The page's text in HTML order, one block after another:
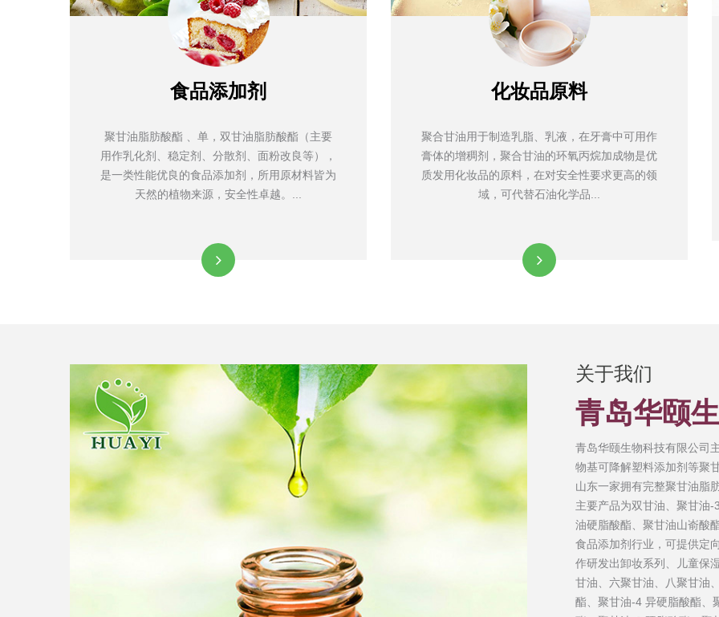
食品添加剂
聚甘油脂肪酸酯 、单，双甘油脂肪酸酯（主要
用作乳化剂、稳定剂、分散剂、面粉改良等），
是一类性能优良的食品添加剂，所用原材料皆为
天然的植物来源，安全性卓越。...
化妆品原料
聚合甘油用于制造乳脂、乳液，在牙膏中可用作
膏体的增稠剂，聚合甘油的环氧丙烷加成物是优
质发用化妆品的原料，在对安全性要求更高的领
域，可代替石油化学品...
关于我们
青岛华颐
青岛华颐生物科技有限公司
物基可降解塑料添加剂等聚
山东一家拥有完整聚甘油脂
主要产品为双甘油、聚甘油
油硬脂酸酯、聚甘油山嵛酸
食品添加剂行业，可提供定
作研发出卸妆系列、儿童保
甘油、六聚甘油、八聚甘油
酯、聚甘油-4 异硬脂酸酯、